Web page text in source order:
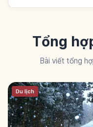
Tổng
Bài viết tổng
Du lịch